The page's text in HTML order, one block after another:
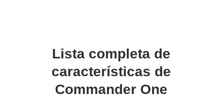
Lista completa de
características de
Commander One